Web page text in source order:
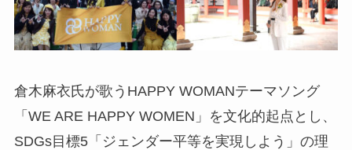
倉木麻衣氏が歌うHAPPY WOMANテーマソング
「WE ARE HAPPY WOMEN」を文化的起点とし、
SDGs目標5「ジェンダー平等を実現しよう」の理